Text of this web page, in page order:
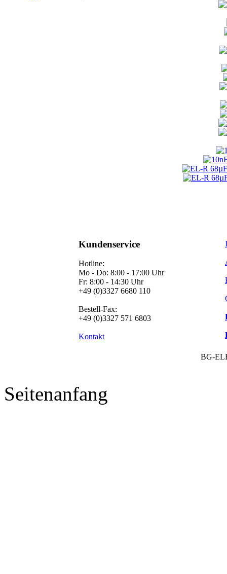
Kundenservice
Hotline:
Mo - Do: 8:00 - 17:00 Uhr
Fr: 8:00 - 14:30 Uhr
+49 (0)3327 6680 110
Bestell-Fax:
+49 (0)3327 571 6803
Kontakt
BG-
Seitenanfang